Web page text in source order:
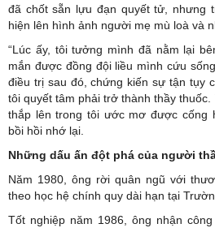
đã chốt sẵn lựu đạn quyết tử, nhưng
hiện lên hình ảnh người mẹ mù loà và
“Lúc ấy, tôi tưởng mình đã nằm lại
mắn được đồng đội liều mình cứu
điều trị sau đó, chứng kiến sự tận tụy
tôi quyết tâm phải trở thành thầy
thắp lên trong tôi ước mơ được cống
bồi hồi nhớ lại.
Những dấu ấn đột phá của người
Năm 1980, ông rời quân ngũ với
theo học hệ chính quy dài hạn tại
Tốt nghiệp năm 1986, ông nhận